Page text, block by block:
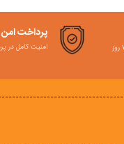
پرداخت امن
امنیت کامل در